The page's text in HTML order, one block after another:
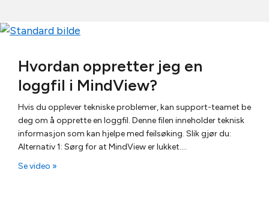
Hvordan oppretter jeg en
loggfil i MindView?
Hvis du opplever tekniske problemer, kan support-teamet be
deg om å opprette en loggfil. Denne filen inneholder teknisk
informasjon som kan hjelpe med feilsøking. Slik gjør du:
Alternativ 1: Sørg for at MindView er lukket.…
Se video »